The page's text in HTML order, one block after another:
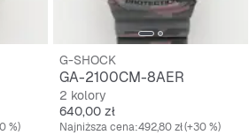
%)
G-SHOCK
GA-2100CM-8AER
2 kolory
Cena
640,00 zł
Najniższa cena:492,80 zł(+30 %)